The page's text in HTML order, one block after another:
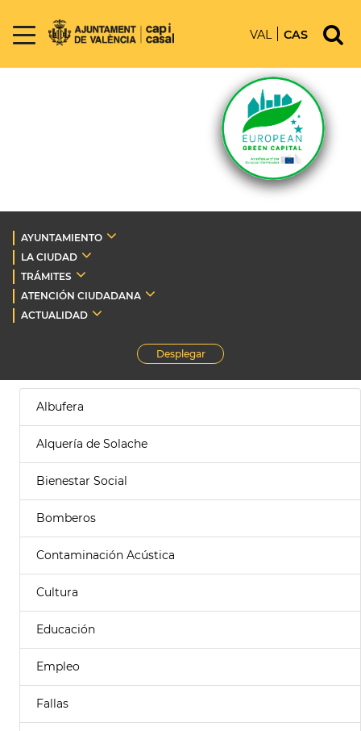
VAL CAS
AYUNTAMIENTO
LA CIUDAD
TRÁMITES
ATENCIÓN CIUDADANA
ACTUALIDAD
Desplegar
Albufera
Alquería de Solache
Bienestar Social
Bomberos
Contaminación Acústica
Cultura
Educación
Empleo
Fallas